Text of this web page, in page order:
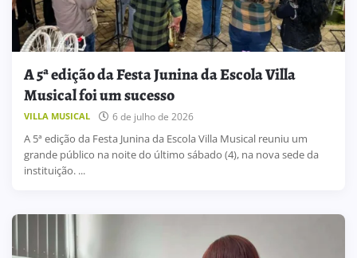
A 5ª edição da Festa Junina da Escola Villa
Musical foi um sucesso
VILLA MUSICAL 6 de julho de 2026
A 5ª edição da Festa Junina da Escola Villa Musical reuniu um
grande público na noite do último sábado (4), na nova sede da
instituição. ...